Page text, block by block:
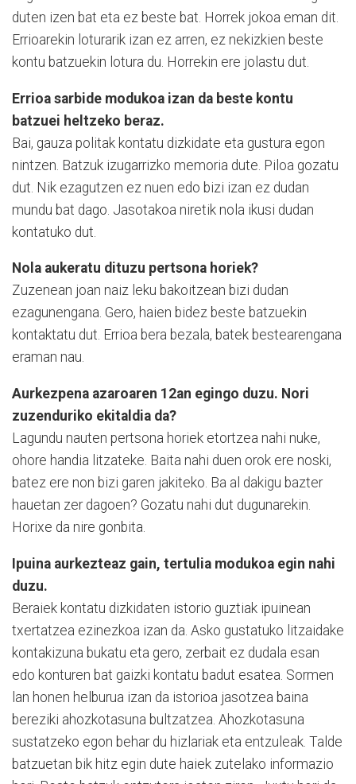
duten izen bat eta ez beste bat. Horrek jokoa eman dit.
Errioarekin loturarik izan ez arren, ez nekizkien beste
kontu batzuekin lotura du. Horrekin ere jolastu dut.
Errioa sarbide modukoa izan da beste kontu
batzuei heltzeko beraz.
Bai, gauza politak kontatu dizkidate eta gustura egon
nintzen. Batzuk izugarrizko memoria dute. Piloa gozatu
dut. Nik ezagutzen ez nuen edo bizi izan ez dudan
mundu bat dago. Jasotakoa niretik nola ikusi dudan
kontatuko dut.
Nola aukeratu dituzu pertsona horiek?
Zuzenean joan naiz leku bakoitzean bizi dudan
ezagunengana. Gero, haien bidez beste batzuekin
kontaktatu dut. Errioa bera bezala, batek bestearengana
eraman nau.
Aurkezpena azaroaren 12an egingo duzu. Nori
zuzenduriko ekitaldia da?
Lagundu nauten pertsona horiek etortzea nahi nuke,
ohore handia litzateke. Baita nahi duen orok ere noski,
batez ere non bizi garen jakiteko. Ba al dakigu bazter
hauetan zer dagoen? Gozatu nahi dut dugunarekin.
Horixe da nire gonbita.
Ipuina aurkezteaz gain, tertulia modukoa egin nahi
duzu.
Beraiek kontatu dizkidaten istorio guztiak ipuinean
txertatzea ezinezkoa izan da. Asko gustatuko litzaidake
kontakizuna bukatu eta gero, zerbait ez dudala esan
edo konturen bat gaizki kontatu badut esatea. Sormen
lan honen helburua izan da istorioa jasotzea baina
bereziki ahozkotasuna bultzatzea. Ahozkotasuna
sustatzeko egon behar du hizlariak eta entzuleak. Talde
batzuetan bik hitz egin dute haiek zutelako informazio